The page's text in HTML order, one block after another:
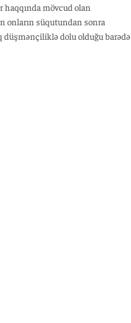
haqqında mövcud olan
onların süqutundan sonra
düşmənçiliklə dolu olduğu barədə